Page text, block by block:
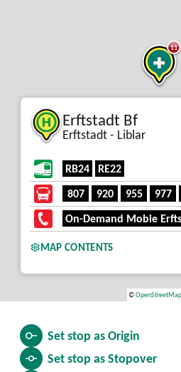
Erftstadt Bf
Erftstadt - Liblar
RB24
RE22
807
920 955 977
On-Demand Mobie
MAP CONTENTS
11
©OpenStreetMap
Set stop asOrigin
Set stop asStopover